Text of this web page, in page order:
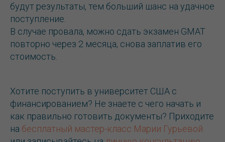
будут результаты, тем больший шанс на удачное
поступление.
В случае провала, можно сдать экзамен GMAT
повторно через 2 месяца, снова заплатив его
стоимость.
Хотите поступить в университет США с
финансированием? Не знаете с чего начать и
как правильно готовить документы? Приходите
на бесплатный мастер-класс Марии Гурьевой